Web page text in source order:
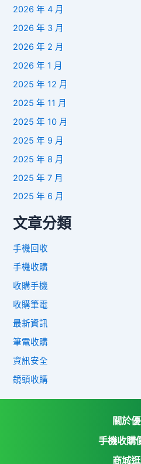
2026 年 4 月
2026 年 3 月
2026 年 2 月
2026 年 1 月
2025 年 12 月
2025 年 11 月
2025 年 10 月
2025 年 9 月
2025 年 8 月
2025 年 7 月
2025 年 6 月
文章分類
手機回收
手機收購
收購手機
收購筆電
最新資訊
筆電收購
資訊安全
鏡頭收購
關於
手機收購
商城